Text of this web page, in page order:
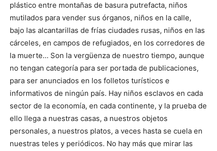
plástico entre montañas de basura putrefacta, niños
mutilados para vender sus órganos, niños en la calle,
bajo las alcantarillas de frías ciudades rusas, niños en las
cárceles, en campos de refugiados, en los corredores de
la muerte… Son la vergüenza de nuestro tiempo, aunque
no tengan categoría para ser portada de publicaciones,
para ser anunciados en los folletos turísticos e
informativos de ningún país. Hay niños esclavos en cada
sector de la economía, en cada continente, y la prueba de
ello llega a nuestras casas, a nuestros objetos
personales, a nuestros platos, a veces hasta se cuela en
nuestras teles y periódicos. No hay más que mirar las